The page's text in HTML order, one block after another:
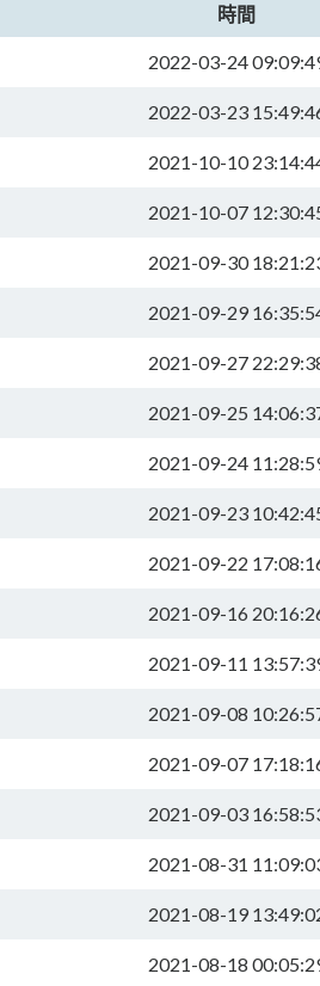
時間
2022-03-24
2022-03-23
2021-10-10
2021-10-07
2021-09-30
2021-09-29
2021-09-27
2021-09-25
2021-09-24
2021-09-23
2021-09-22
2021-09-16
2021-09-11
2021-09-08
2021-09-07
2021-09-03
2021-08-31
2021-08-19
2021-08-18